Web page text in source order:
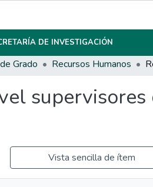
DE INVESTIGACIÓN
Grado Recursos Humanos
Vista sencilla de ítem